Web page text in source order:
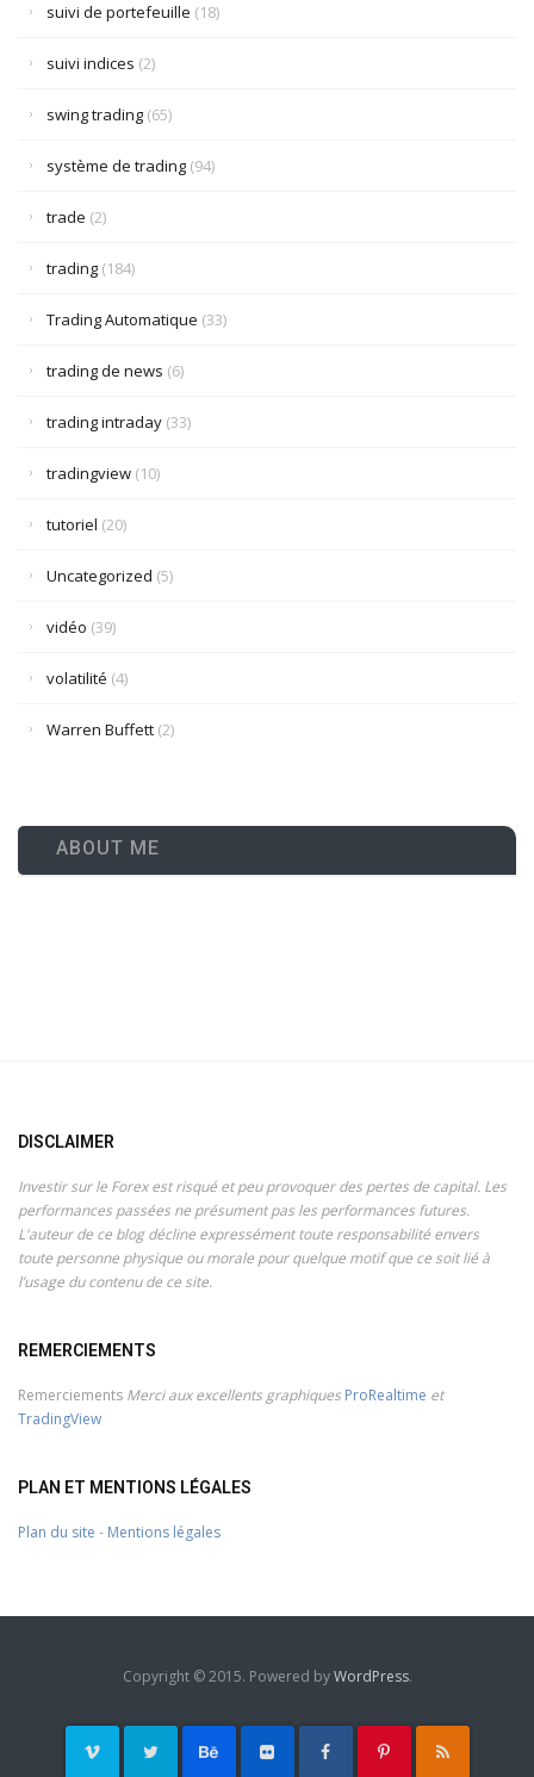
suivi de portefeuille (18)
suivi indices (2)
swing trading (65)
système de trading (94)
trade (2)
trading (184)
Trading Automatique (33)
trading de news (6)
trading intraday (33)
tradingview (10)
tutoriel (20)
Uncategorized (5)
vidéo (39)
volatilité (4)
Warren Buffett (2)
ABOUT ME
DISCLAIMER
Investir sur le Forex est risqué et peu provoquer des pertes de capital. Les
performances passées ne présument pas les performances futures.
L'auteur de ce blog décline expressément toute responsabilité envers
toute personne physique ou morale pour quelque motif que ce soit lié à
l’usage du contenu de ce site.
REMERCIEMENTS
Remerciements Merci aux excellents graphiques ProRealtime et
TradingView
PLAN ET MENTIONS LÉGALES
Plan du site - Mentions légales
Copyright © 2015. Powered byWordPress.